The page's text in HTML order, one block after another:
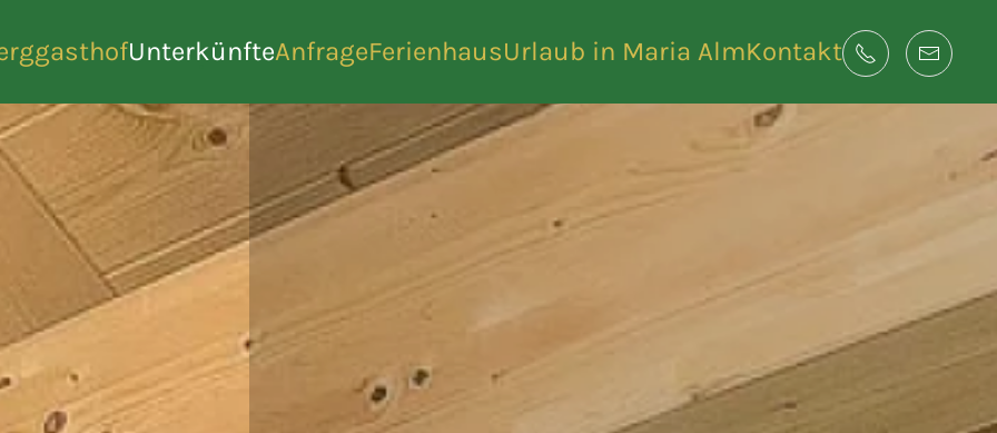
UnterkünfteAnfrageFerienhausUrlaub in Maria AlmKontakt